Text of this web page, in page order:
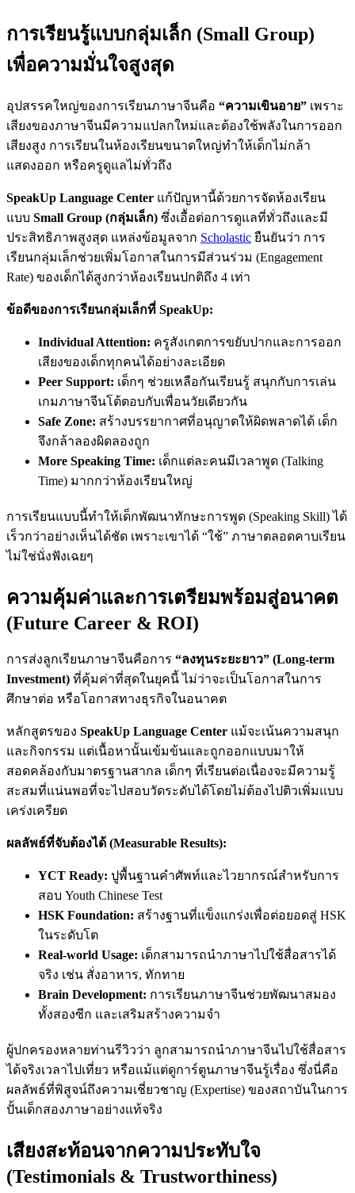
การเรียนรู้แบบกลุ่มเล็ก (Small Group)
เพื่อความมั่นใจสูงสุด
อุปสรรคใหญ่ของการเรียนภาษาจีนคือ “ความเขินอาย” เพราะ
เสียงของภาษาจีนมีความแปลกใหม่และต้องใช้พลังในการออก
เสียงสูง การเรียนในห้องเรียนขนาดใหญ่ทำให้เด็กไม่กล้า
แสดงออก หรือครูดูแลไม่ทั่วถึง
SpeakUp Language Center แก้ปัญหานี้ด้วยการจัดห้องเรียน
แบบ Small Group (กลุ่มเล็ก) ซึ่งเอื้อต่อการดูแลที่ทั่วถึงและมี
ประสิทธิภาพสูงสุด แหล่งข้อมูลจาก Scholastic ยืนยันว่า การ
เรียนกลุ่มเล็กช่วยเพิ่มโอกาสในการมีส่วนร่วม (Engagement
Rate) ของเด็กได้สูงกว่าห้องเรียนปกติถึง 4 เท่า
ข้อดีของการเรียนกลุ่มเล็กที่ SpeakUp:
Individual Attention: ครูสังเกตการขยับปากและการออก
เสียงของเด็กทุกคนได้อย่างละเอียด
Peer Support: เด็กๆ ช่วยเหลือกันเรียนรู้ สนุกกับการเล่น
เกมภาษาจีนโต้ตอบกับเพื่อนวัยเดียวกัน
Safe Zone: สร้างบรรยากาศที่อนุญาตให้ผิดพลาดได้ เด็ก
จึงกล้าลองผิดลองถูก
More Speaking Time: เด็กแต่ละคนมีเวลาพูด (Talking
Time) มากกว่าห้องเรียนใหญ่
การเรียนแบบนี้ทำให้เด็กพัฒนาทักษะการพูด (Speaking Skill) ได้
เร็วกว่าอย่างเห็นได้ชัด เพราะเขาได้ “ใช้” ภาษาตลอดคาบเรียน
ไม่ใช่นั่งฟังเฉยๆ
ความคุ้มค่าและการเตรียมพร้อมสู่อนาคต
(Future Career & ROI)
การส่งลูกเรียนภาษาจีนคือการ “ลงทุนระยะยาว” (Long-term
Investment) ที่คุ้มค่าที่สุดในยุคนี้ ไม่ว่าจะเป็นโอกาสในการ
ศึกษาต่อ หรือโอกาสทางธุรกิจในอนาคต
หลักสูตรของ SpeakUp Language Center แม้จะเน้นความสนุก
และกิจกรรม แต่เนื้อหานั้นเข้มข้นและถูกออกแบบมาให้
สอดคล้องกับมาตรฐานสากล เด็กๆ ที่เรียนต่อเนื่องจะมีความรู้
สะสมที่แน่นพอที่จะไปสอบวัดระดับได้โดยไม่ต้องไปติวเพิ่มแบบ
เคร่งเครียด
ผลลัพธ์ที่จับต้องได้ (Measurable Results):
YCT Ready: ปูพื้นฐานคำศัพท์และไวยากรณ์สำหรับการ
สอบ Youth Chinese Test
HSK Foundation: สร้างฐานที่แข็งแกร่งเพื่อต่อยอดสู่ HSK
ในระดับโต
Real-world Usage: เด็กสามารถนำภาษาไปใช้สื่อสารได้
จริง เช่น สั่งอาหาร, ทักทาย
Brain Development: การเรียนภาษาจีนช่วยพัฒนาสมอง
ทั้งสองซีก และเสริมสร้างความจำ
ผู้ปกครองหลายท่านรีวิวว่า ลูกสามารถนำภาษาจีนไปใช้สื่อสาร
ได้จริงเวลาไปเที่ยว หรือแม้แต่ดูการ์ตูนภาษาจีนรู้เรื่อง ซึ่งนี่คือ
ผลลัพธ์ที่พิสูจน์ถึงความเชี่ยวชาญ (Expertise) ของสถาบันในการ
ปั้นเด็กสองภาษาอย่างแท้จริง
เสียงสะท้อนจากความประทับใจ
(Testimonials & Trustworthiness)